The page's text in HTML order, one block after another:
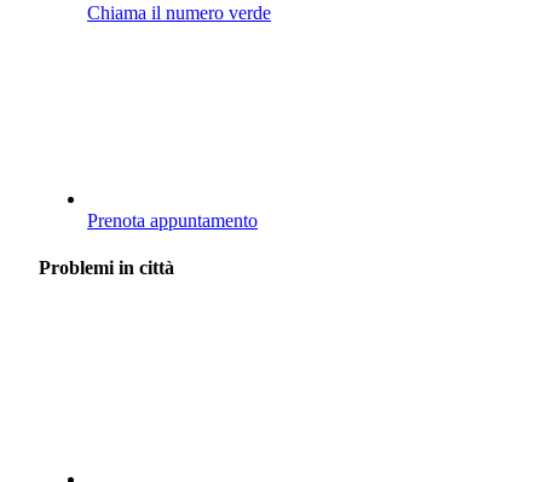
Chiama il numero verde
Prenota appuntamento
Problemi in città